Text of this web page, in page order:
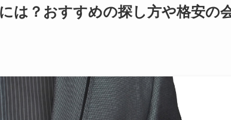
は？おすすめの探し方や格安の